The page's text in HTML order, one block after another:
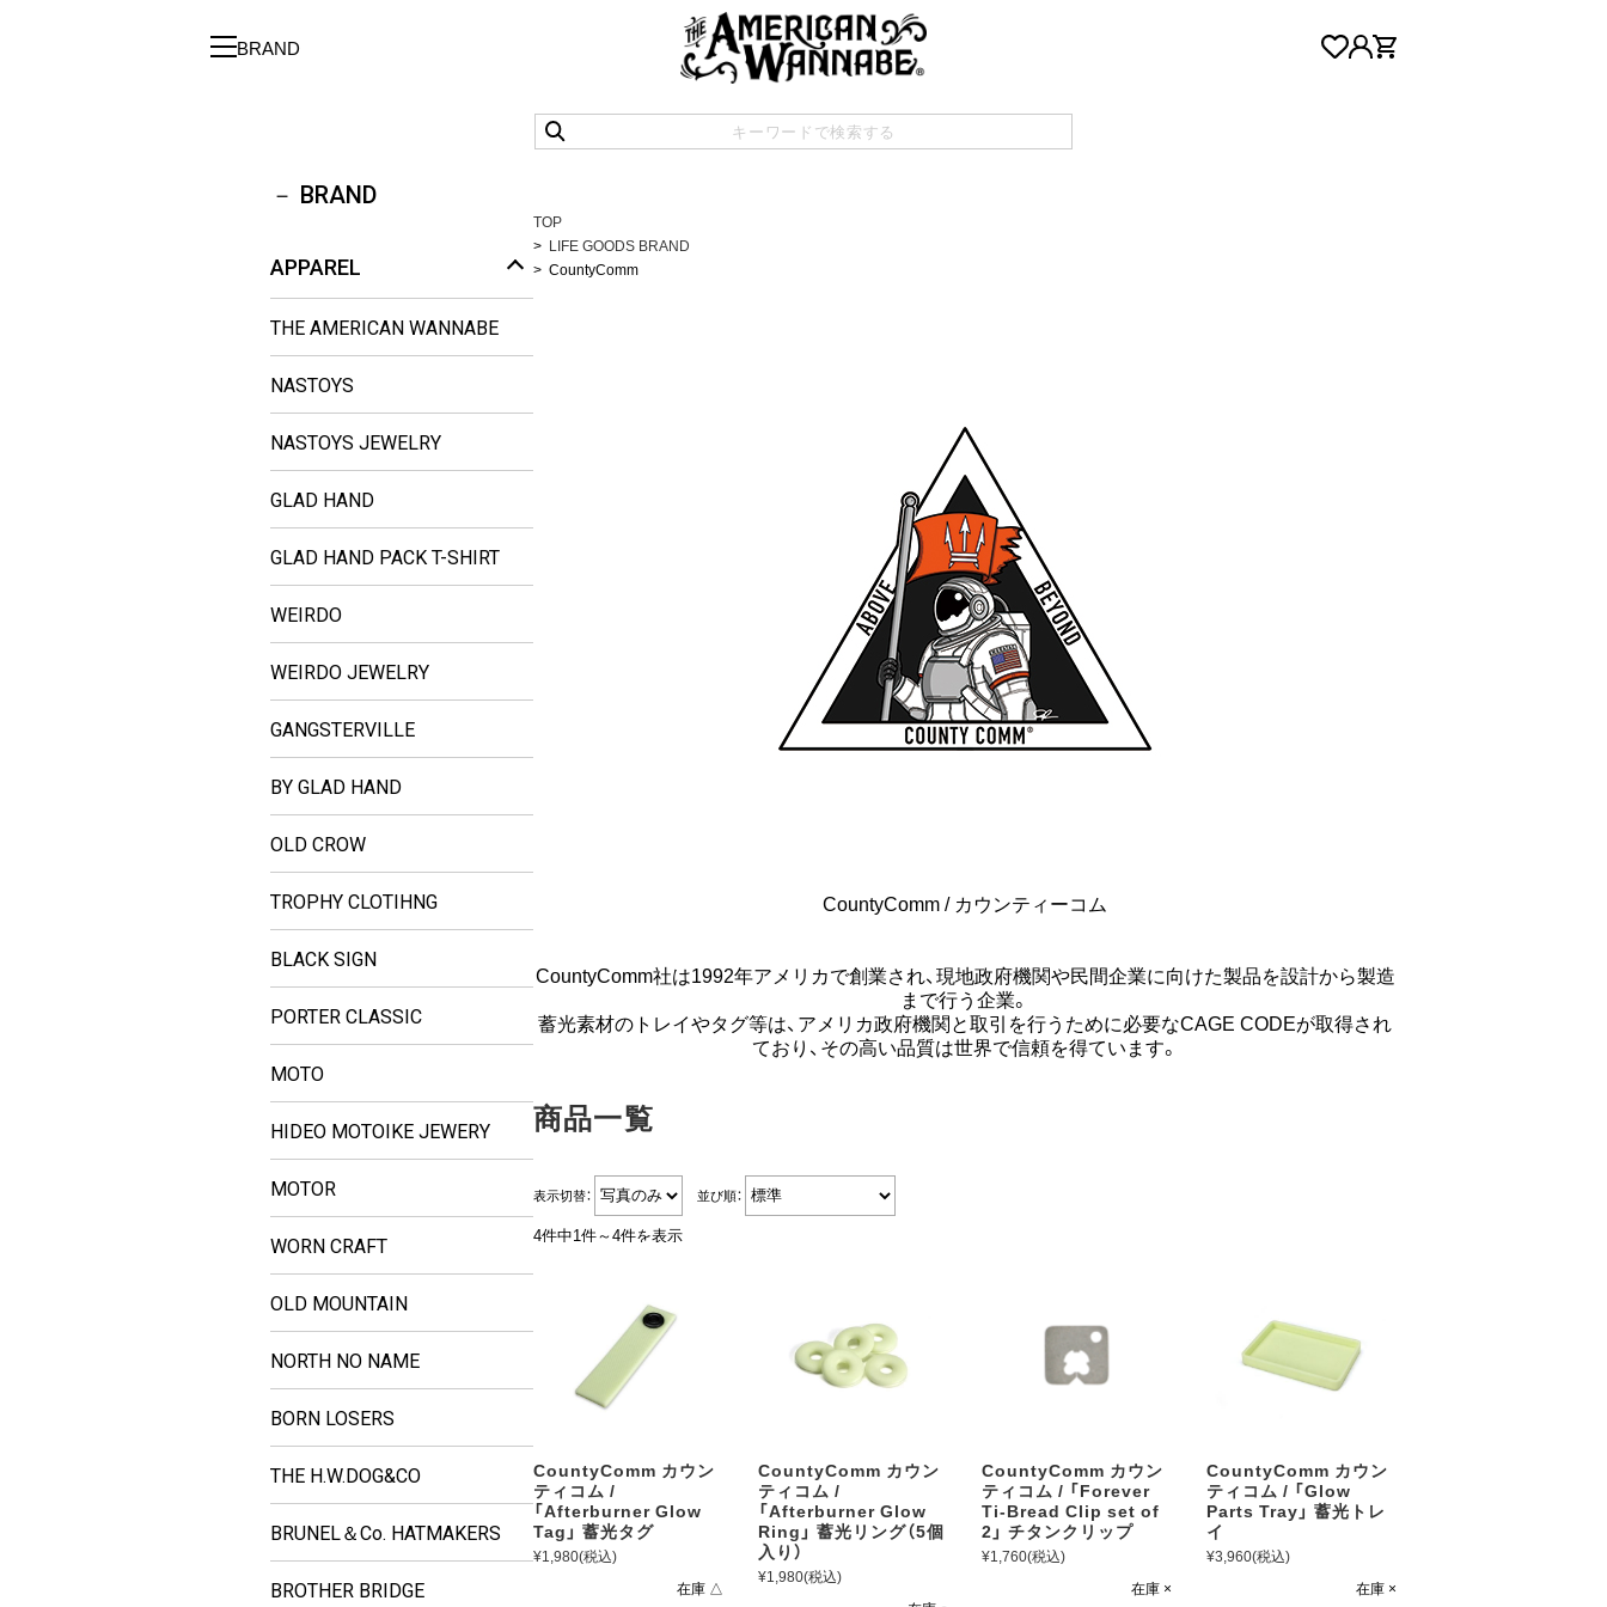
BRAND
TOP
LIFE GOODS BRAND
CountyComm
CountyComm / カウンティーコム
CountyComm社は1992年アメリカで創業され、現地政府機関や民間企業に向けた製品を設計から製造
まで行う企業。
蓄光素材のトレイやタグ等は、アメリカ政府機関と取引を行うために必要なCAGE CODEが取得され
ており、その高い品質は世界で信頼を得ています。
商品一覧
表示切替： 並び順：
4件中1件～4件を表示
CountyComm カウン
ティコム /
「Afterburner Glow
Tag」 蓄光タグ
¥1,980(税込)
在庫 △
CountyComm カウン
ティコム /
「Afterburner Glow
Ring」 蓄光リング（5個
入り）
¥1,980(税込)
CountyComm カウン
ティコム / 「Forever
Ti-Bread Clip set of
2」 チタンクリップ
¥1,760(税込)
在庫 ×
CountyComm カウン
ティコム / 「Glow
Parts Tray」 蓄光トレ
イ
¥3,960(税込)
在庫 ×
BRAND
APPAREL
THE AMERICAN WANNABE
NASTOYS
NASTOYS JEWELRY
GLAD HAND
GLAD HAND PACK T-SHIRT
WEIRDO
WEIRDO JEWELRY
GANGSTERVILLE
BY GLAD HAND
OLD CROW
TROPHY CLOTIHNG
BLACK SIGN
PORTER CLASSIC
MOTO
HIDEO MOTOIKE JEWERY
MOTOR
WORN CRAFT
OLD MOUNTAIN
NORTH NO NAME
BORN LOSERS
THE H.W.DOG&CO
BRUNEL＆Co. HATMAKERS
BROTHER BRIDGE